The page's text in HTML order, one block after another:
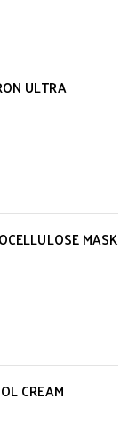
ULTRA
MASK
CREAM